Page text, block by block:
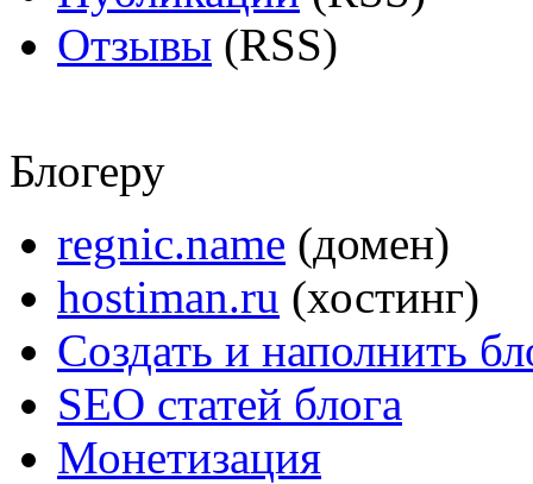
Отзывы (RSS)
Блогеру
regnic.name (домен)
hostiman.ru (хостинг)
Создать и наполнить
SEO статей блога
Монетизация